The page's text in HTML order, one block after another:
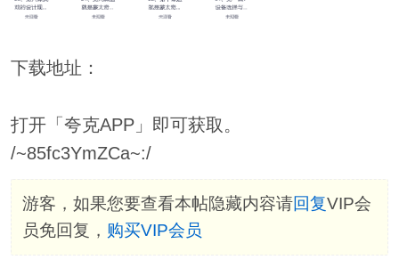
下载地址：
打开「夸克APP」即可获取。
/~85fc3YmZCa~:/
游客，如果您要查看本帖隐藏内容请回复VIP会
员免回复， 购买VIP会员